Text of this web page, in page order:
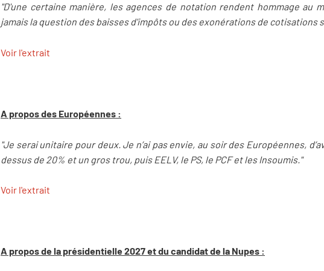
"D'une certaine manière, les agences de notation rendent hommage au
jamais la question des baisses d'impôts ou des exonérations de cotisations
Voir l'extrait
A propos des Européennes :
"Je serai unitaire pour deux. Je n’ai pas envie, au soir des Européennes,
dessus de 20% et un gros trou, puis EELV, le PS, le PCF et les Insoumis."
Voir l'extrait
A propos de la présidentielle 2027 et du candidat de la Nupes :